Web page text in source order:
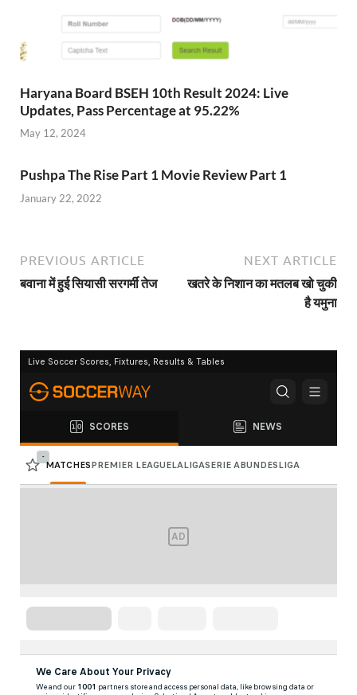
Haryana Board BSEH 10th Result 2024: Live
Updates, Pass Percentage at 95.22%
May 12, 2024
Pushpa The Rise Part 1 Movie Review Part 1
January 22, 2022
PREVIOUS ARTICLE
बवाना में हुई सियासी सरगर्मी तेज
NEXT ARTICLE
खतरे के निशान का मतलब खो चुकी
है यमुना